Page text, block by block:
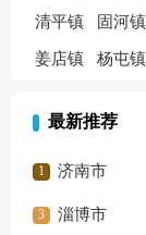
清平镇 固河镇
姜店镇 杨屯镇
最新推荐
济南市
淄博市